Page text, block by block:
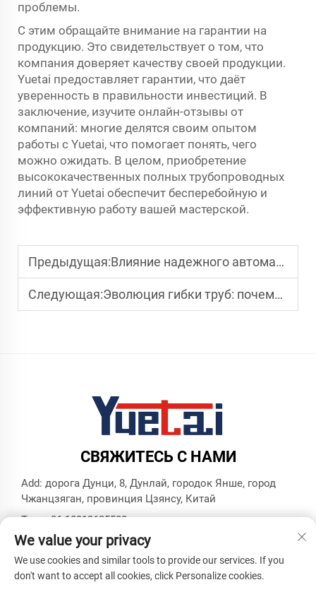
проблемы.
С этим обращайте внимание на гарантии на
продукцию. Это свидетельствует о том, что
компания доверяет качеству своей продукции.
Yuetai предоставляет гарантии, что даёт
уверенность в правильности инвестиций. В
заключение, изучите онлайн-отзывы от
компаний: многие делятся своим опытом
работы с Yuetai, что помогает понять, чего
можно ожидать. В целом, приобретение
высококачественных полных трубопроводных
линий от Yuetai обеспечит бесперебойную и
эффективную работу вашей мастерской.
Предыдущая:Влияние надежного автоматического гибочного оборудования для труб на массовое производство мебели
Следующая:Эволюция гибки труб: почему электрическая точность превосходит традиционные методы
СВЯЖИТЕСЬ С НАМИ
Add: дорога Дунци, 8, Дунлай, городок Янше, город
Чжанцзяган, провинция Цзянсу, Китай
Тел.:+86 18913625580
Эл. почта: [email protected]
We value your privacy
We use cookies and similar tools to provide our services. If you
don't want to accept all cookies, click Personalize cookies.